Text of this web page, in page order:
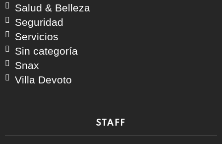
Salud & Belleza
Seguridad
Servicios
Sin categoría
Snax
Villa Devoto
STAFF